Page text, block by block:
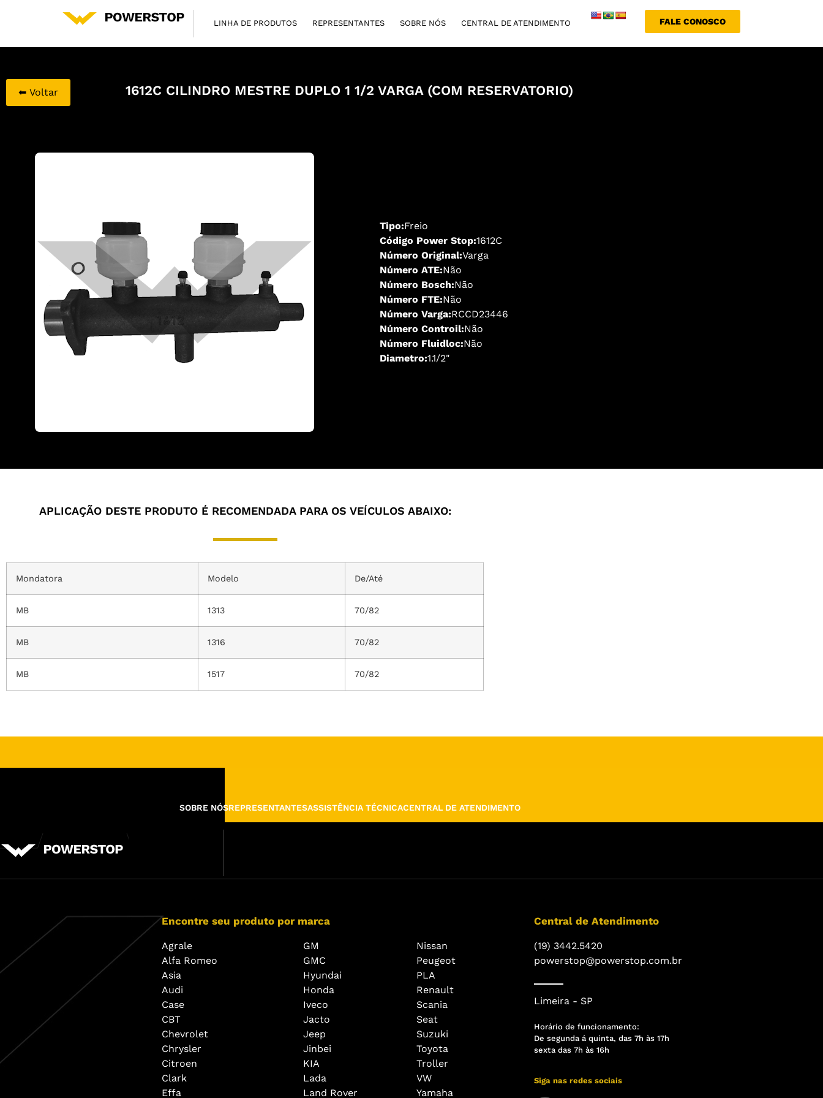
LINHA DE PRODUTOS REPRESENTANTES SOBRE NÓS CENTRAL DE ATENDIMENTO FALE CONOSCO
1612C CILINDRO MESTRE DUPLO 1 1/2 VARGA (COM RESERVATORIO)
⬅ Voltar
Tipo:Freio
Código Power Stop:1612C
Número Original:Varga
Número ATE:Não
Número Bosch:Não
Número FTE:Não
Número Varga:RCCD23446
Número Controil:Não
Número Fluidloc:Não
Diametro:1.1/2"
APLICAÇÃO DESTE PRODUTO É RECOMENDADA PARA OS VEÍCULOS ABAIXO:
Mondatora Modelo De/Até
MB 1313 70/82
MB 1316 70/82
MB 1517 70/82
SOBRE NÓSREPRESENTANTESASSISTÊNCIA TÉCNICACENTRAL DE ATENDIMENTO
Encontre seu produto por marca
Agrale
Alfa Romeo
Asia
Audi
Case
CBT
Chevrolet
Chrysler
Citroen
Clark
Effa
GM
GMC
Hyundai
Honda
Iveco
Jacto
Jeep
Jinbei
KIA
Lada
Land Rover
Nissan
Peugeot
PLA
Renault
Scania
Seat
Suzuki
Toyota
Troller
VW
Yamaha
Central de Atendimento
(19) 3442.5420
powerstop@powerstop.com.br
Limeira - SP
Horário de funcionamento:
De segunda á quinta, das 7h às 17h
sexta das 7h às 16h
Siga nas redes sociais